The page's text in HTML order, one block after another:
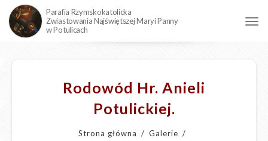
Parafia Rzymskokatolicka
Zwiastowania Najświętszej Maryi Panny
w Potulicach
Rodowód Hr. Anieli
Potulickiej.
Strona główna / Galerie /